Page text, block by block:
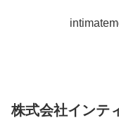
株式会社インテ